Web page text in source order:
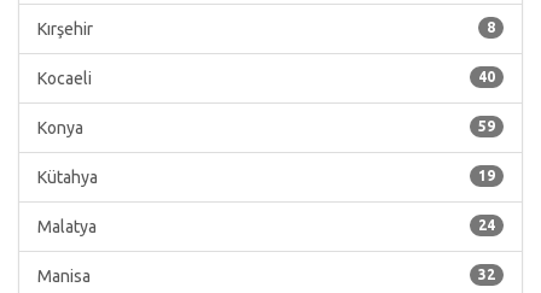
8
Kırşehir
40
Kocaeli
59
Konya
19
Kütahya
24
Malatya
32
Manisa